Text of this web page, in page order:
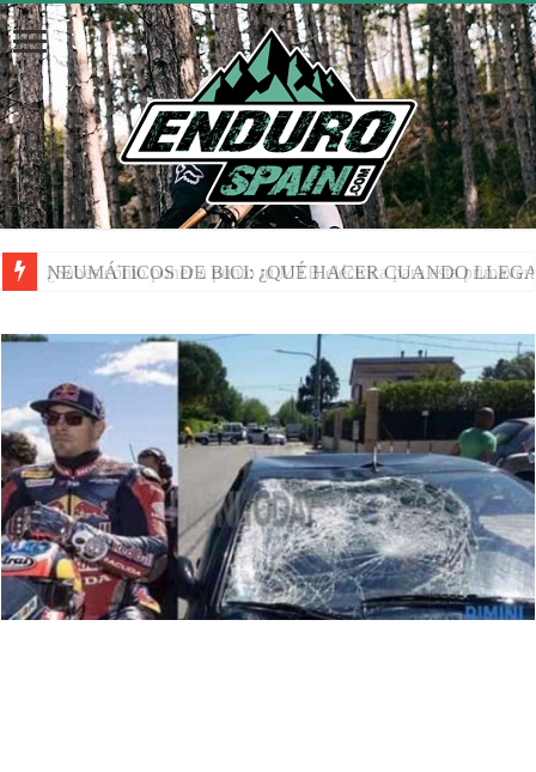
NEUMÁTICOS DE BICI: ¿QUÉ HACER CUANDO